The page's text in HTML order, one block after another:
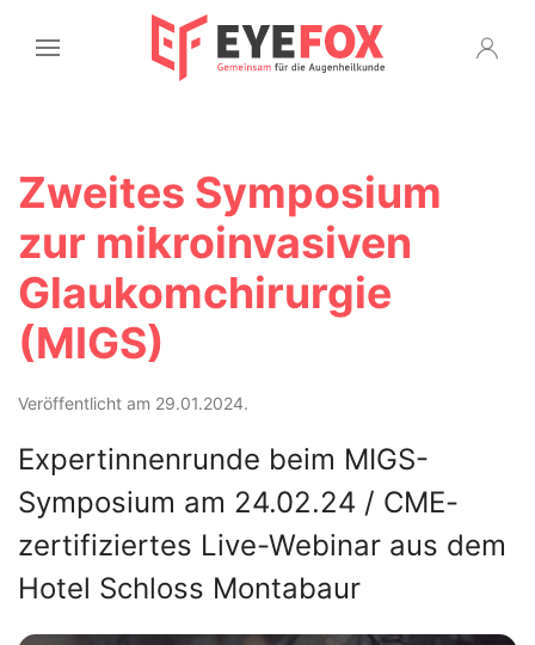
Zweites Symposium
zur mikroinvasiven
Glaukomchirurgie
(MIGS)
Veröffentlicht am 29.01.2024.
Expertinnenrunde beim MIGS-
Symposium am 24.02.24 / CME-
zertifiziertes Live-Webinar aus dem
Hotel Schloss Montabaur